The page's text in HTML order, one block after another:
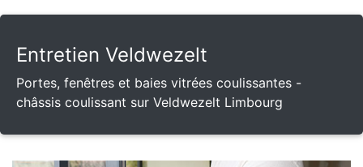
Entretien Veldwezelt
Portes, fenêtres et baies vitrées coulissantes -
châssis coulissant sur Veldwezelt Limbourg